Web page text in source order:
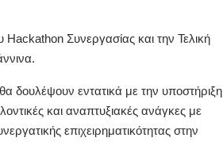
Συνεργασίας και την Τελική
δουλέψουν εντατικά με την υποστήριξη
και αναπτυξιακές ανάγκες με
επιχειρηματικότητας στην